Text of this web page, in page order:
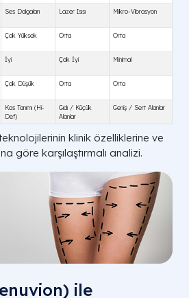
klinik özelliklerine ve
göre karşılaştırmalı analizi.
ile